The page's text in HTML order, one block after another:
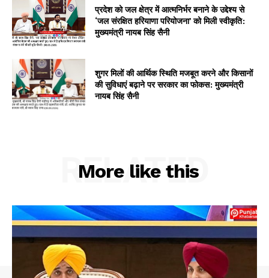
प्रदेश को जल क्षेत्र में आत्मनिर्भर बनाने के उद्देश्य से
‘जल संरक्षित हरियाणा परियोजना’ को मिली स्वीकृति:
मुख्यमंत्री नायब सिंह सैनी
शुगर मिलों की आर्थिक स्थिति मजबूत करने और किसानों
की सुविधाएं बढ़ाने पर सरकार का फोकस: मुख्यमंत्री
नायब सिंह सैनी
More like this
RELATED